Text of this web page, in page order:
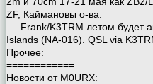
ZF, Каймановы о-ва:
Frank/K3TRM летом будет
Islands (NA-016). QSL via
Прочее:
============
Новости от M0URX: